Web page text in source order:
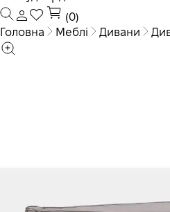
(0)
Головна
Меблі Дивани